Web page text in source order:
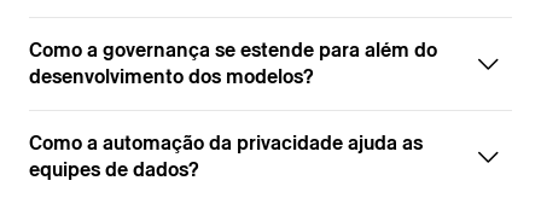
Como a governança se estende para além do
desenvolvimento dos modelos?
Como a automação da privacidade ajuda as
equipes de dados?